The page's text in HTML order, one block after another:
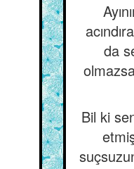
da
Bil ki